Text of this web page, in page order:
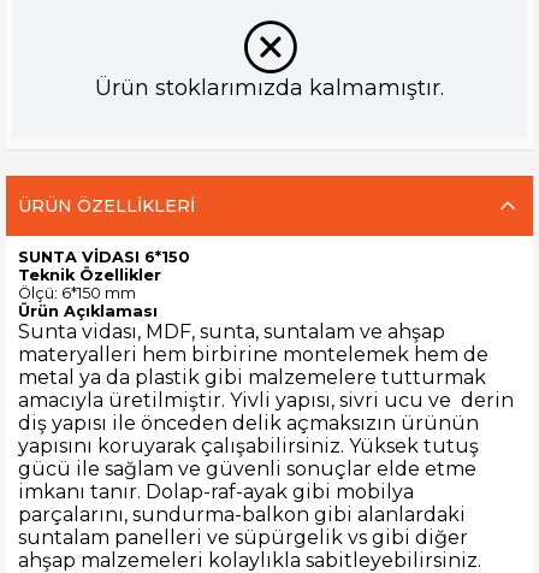
Ürün stoklarımızda kalmamıştır.
ÜRÜN ÖZELLIKLERI
SUNTA VİDASI 6*150
Teknik Özellikler
Ölçü: 6*150 mm
Ürün Açıklaması
Sunta vidası, MDF, sunta, suntalam ve ahşap
materyalleri hem birbirine montelemek hem de
metal ya da plastik gibi malzemelere tutturmak
amacıyla üretilmiştir. Yivli yapısı, sivri ucu ve derin
diş yapısı ile önceden delik açmaksızın ürünün
yapısını koruyarak çalışabilirsiniz. Yüksek tutuş
gücü ile sağlam ve güvenli sonuçlar elde etme
imkanı tanır. Dolap-raf-ayak gibi mobilya
parçalarını, sundurma-balkon gibi alanlardaki
suntalam panelleri ve süpürgelik vs gibi diğer
ahşap malzemeleri kolaylıkla sabitleyebilirsiniz.